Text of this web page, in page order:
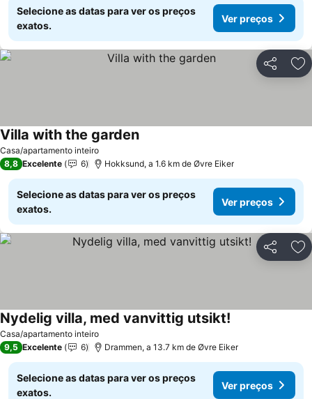
Selecione as datas para ver os preços
exatos.
Ver preços
Partilhar
Casa/apartamento inteiro
Villa with the garden
8,8 Excelente 6 Hokksund, a 1.6 km de Øvre Eiker
Selecione as datas para ver os preços
exatos.
Ver preços
Partilhar
Casa/apartamento inteiro
Nydelig villa, med vanvittig utsikt!
9,5 Excelente 6 Drammen, a 13.7 km de Øvre Eiker
Selecione as datas para ver os preços
exatos.
Ver preços